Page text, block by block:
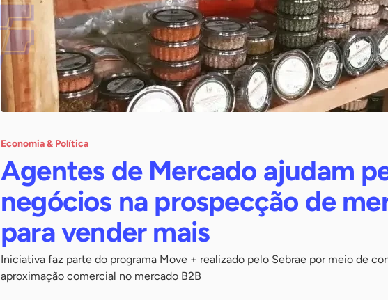
Economia & Política
Agentes de Mercado ajudam
negócios na prospecção de
para vender mais
Iniciativa faz parte do programa Move + realizado pelo Sebrae por meio de
aproximação comercial no mercado B2B